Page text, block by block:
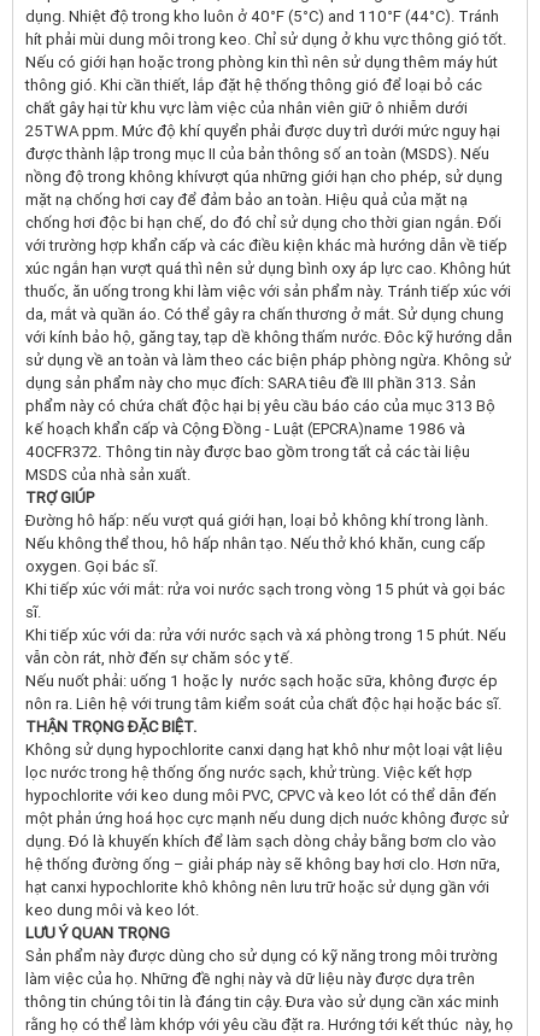
dụng. Nhiệt độ trong kho luôn ở 40°F (5°C) and 110°F (44°C). Tránh
hít phải mùi dung môi trong keo. Chỉ sử dụng ở khu vực thông gió tốt.
Nếu có giới hạn hoặc trong phòng kin thì nên sử dụng thêm máy hút
thông gió. Khi cần thiết, lắp đặt hệ thống thông gió để loại bỏ các
chất gây hại từ khu vực làm việc của nhân viên giữ ô nhiễm dưới
25TWA ppm. Mức độ khí quyển phải được duy trì dưới mức nguy hại
được thành lập trong mục II của bản thông số an toàn (MSDS). Nếu
nồng độ trong không khívượt qúa những giới hạn cho phép, sử dụng
mặt nạ chống hơi cay để đảm bảo an toàn. Hiệu quả của mặt nạ
chống hơi độc bi hạn chế, do đó chỉ sử dụng cho thời gian ngắn. Đối
với trường hợp khẩn cấp và các điều kiện khác mà hướng dẫn về tiếp
xúc ngắn hạn vượt quá thì nên sử dụng bình oxy áp lực cao. Không hút
thuốc, ăn uống trong khi làm việc với sản phẩm này. Tránh tiếp xúc với
da, mắt và quần áo. Có thể gây ra chấn thương ở mắt. Sử dụng chung
với kính bảo hộ, găng tay, tạp dề không thấm nước. Đôc kỹ hướng dẫn
sử dụng về an toàn và làm theo các biện pháp phòng ngừa. Không sử
dụng sản phẩm này cho mục đích: SARA tiêu đề III phần 313. Sản
phẩm này có chứa chất độc hại bị yêu cầu báo cáo của mục 313 Bộ
kế hoạch khẩn cấp và Cộng Đồng - Luật (EPCRA)name 1986 và
40CFR372. Thông tin này được bao gồm trong tất cả các tài liệu
MSDS của nhà sản xuất.
TRỢ GIÚP
Đường hô hấp: nếu vượt quá giới hạn, loại bỏ không khí trong lành.
Nếu không thể thou, hô hấp nhân tạo. Nếu thở khó khăn, cung cấp
oxygen. Gọi bác sĩ.
Khi tiếp xúc với mắt: rửa voi nước sạch trong vòng 15 phút và gọi bác
sĩ.
Khi tiếp xúc với da: rửa với nước sạch và xá phòng trong 15 phút. Nếu
vẫn còn rát, nhờ đến sự chăm sóc y tế.
Nếu nuốt phải: uống 1 hoặc ly nước sạch hoặc sữa, không được ép
nôn ra. Liên hệ với trung tâm kiểm soát của chất độc hại hoặc bác sĩ.
THẬN TRỌNG ĐẶC BIỆT.
Không sử dụng hypochlorite canxi dạng hạt khô như một loại vật liệu
lọc nước trong hệ thống ống nước sạch, khử trùng. Việc kết hợp
hypochlorite với keo dung môi PVC, CPVC và keo lót có thể dẫn đến
một phản ứng hoá học cực mạnh nếu dung dịch nuớc không được sử
dụng. Đó là khuyến khích để làm sạch dòng chảy bằng bơm clo vào
hệ thống đường ống – giải pháp này sẽ không bay hơi clo. Hơn nữa,
hạt canxi hypochlorite khô không nên lưu trữ hoặc sử dụng gần với
keo dung môi và keo lót.
LƯUÝ QUAN TRỌNG
Sản phẩm này được dùng cho sử dụng có kỹ năng trong môi trường
làm việc của họ. Những đề nghị này và dữ liệu này được dựa trên
thông tin chúng tôi tin là đáng tin cậy. Đưa vào sử dụng cần xác minh
rằng họ có thể làm khớp với yêu cầu đặt ra. Hướng tới kết thúc này, họ